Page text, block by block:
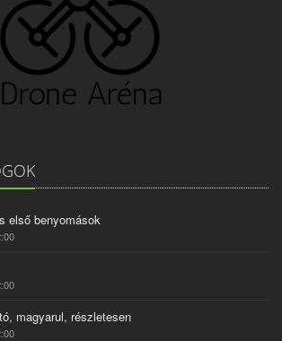
első benyomások
magyarul, részletesen